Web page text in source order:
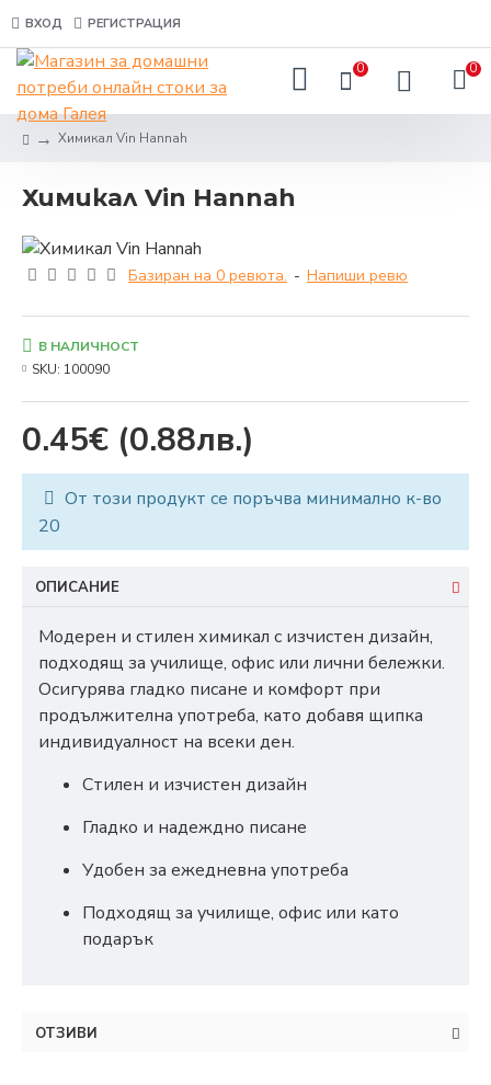
ВХОД РЕГИСТРАЦИЯ
0 0
Химикал Vin Hannah
Химикал Vin Hannah
Базиран на 0 ревюта. - Напиши ревю
0.45€ (0.88лв.)
В НАЛИЧНОСТ
SKU: 100090
От този продукт се поръчва минимално к-во
20
ОПИСАНИЕ
Модерен и стилен химикал с изчистен дизайн,
подходящ за училище, офис или лични бележки.
Осигурява гладко писане и комфорт при
продължителна употреба, като добавя щипка
индивидуалност на всеки ден.
Стилен и изчистен дизайн
Гладко и надеждно писане
Удобен за ежедневна употреба
Подходящ за училище, офис или като
подарък
ОТЗИВИ